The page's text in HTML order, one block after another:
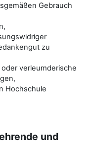
Gebrauch
zu
verleumderische
Hochschule
und